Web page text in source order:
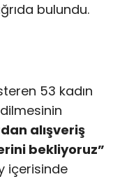
bulundu.
53 kadın
alışveriş
bekliyoruz”
içerisinde